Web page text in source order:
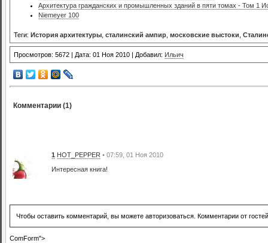
Архитектура гражданских и промышленных зданий в пяти томах - Том 1
Niemeyer 100
Теги: История архитектуры сталинский ампир московские выстоки
Просмотров: 5672 | Дата: 01 Ноя 2010 | Добавил: Ильич
Комментарии (1)
1 HOT_PEPPER • 07:59, 01 Ноя 2010
Интересная книга!
Чтобы оставить комментарий, вы можете авторизоваться. Комментарии от
ComForm">